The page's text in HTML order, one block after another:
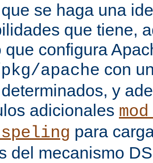
se haga una
que tiene,
que configura
apache con
y
adicionales
para
del mecanismo